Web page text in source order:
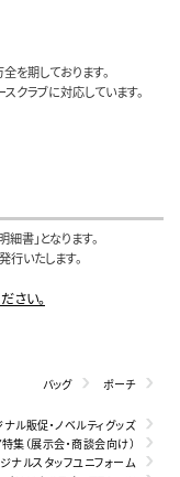
を期しております。
スクラブに対応しています。
書」となります。
いたします。
さい。
バッグ ポーチ
ナル販促・ノベルティグッズ
集（展示会・商談会向け）
ナルスタッフユニフォーム